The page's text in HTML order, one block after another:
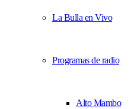
La Bulla en Vivo
Programas de radio
Alto Mambo